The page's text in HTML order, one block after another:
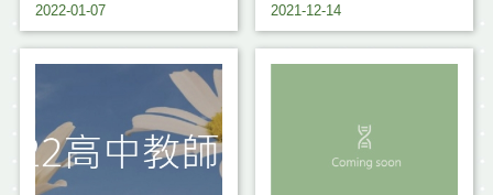
2022-01-07 2021-12-14